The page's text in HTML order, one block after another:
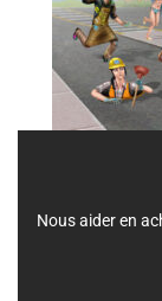
Nous aider en